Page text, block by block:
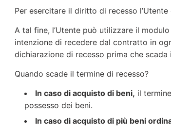
Per esercitare il diritto di recesso
A tal fine, l’Utente può utilizzare il
intenzione di recedere dal contratto in
dichiarazione di recesso prima che scada
Quando scade il termine di recesso?
In caso di acquisto di beni, il
possesso dei beni.
In caso di acquisto di più beni